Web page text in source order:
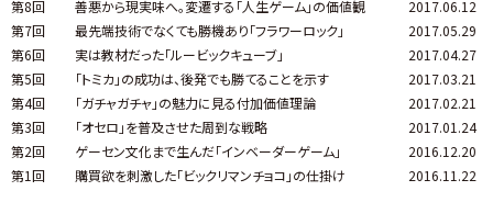
第8回
善悪から現実味へ。変遷する「人生ゲーム」の価値観
2017.06.12
第7回
最先端技術でなくても勝機あり「フラワーロック」
2017.05.29
第6回
実は教材だった「ルービックキューブ」
2017.04.27
第5回
「トミカ」の成功は、後発でも勝てることを示す
2017.03.21
第4回
「ガチャガチャ」の魅力に見る付加価値理論
2017.02.21
第3回
「オセロ」を普及させた周到な戦略
2017.01.24
第2回
ゲーセン文化まで生んだ「インベーダーゲーム」
2016.12.20
第1回
購買欲を刺激した「ビックリマンチョコ」の仕掛け 2016.11.22